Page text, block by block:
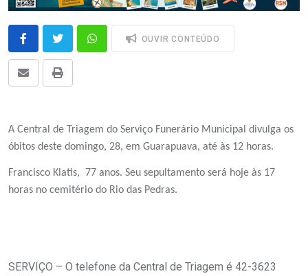
OUVIR CONTEÚDO
A Central de Triagem do Serviço Funerário Municipal divulga os
óbitos deste domingo, 28, em Guarapuava, até às 12 horas.
Francisco Klatis, 77 anos. Seu sepultamento será hoje às 17
horas no cemitério do Rio das Pedras.
SERVIÇO – O telefone da Central de Triagem é 42-3623